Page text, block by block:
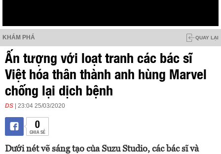
KHÁM PHÁ QUAY LẠI
Ấn tượng với loạt tranh các bác sĩ
Việt hóa thân thành anh hùng Marvel
chống lại dịch bệnh
DS | 23:04 25/03/2020
0
CHIA SẺ
Dưới nét vẽ sáng tạo của Suzu Studio, các bác sĩ và